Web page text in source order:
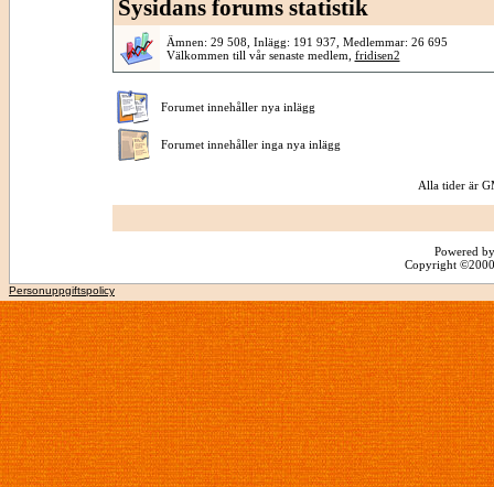
Sysidans forums statistik
Ämnen: 29 508, Inlägg: 191 937, Medlemmar: 26 695
Välkommen till vår senaste medlem, fridisen2
Forumet innehåller nya inlägg
Forumet innehåller inga nya inlägg
Alla tider är
Powered
Copyright
Personuppgiftspolicy